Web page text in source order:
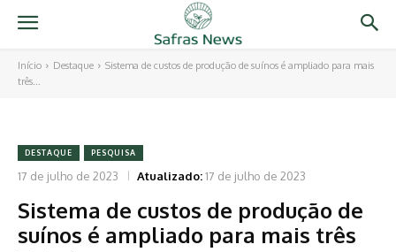
Início Destaque
Sistema de custos de produção de suínos é ampliado para mais
três...
DESTAQUE PESQUISA
17 de julho de 2023 Atualizado:17 de julho de 2023
Sistema de custos de produção de
suínos é ampliado para mais três